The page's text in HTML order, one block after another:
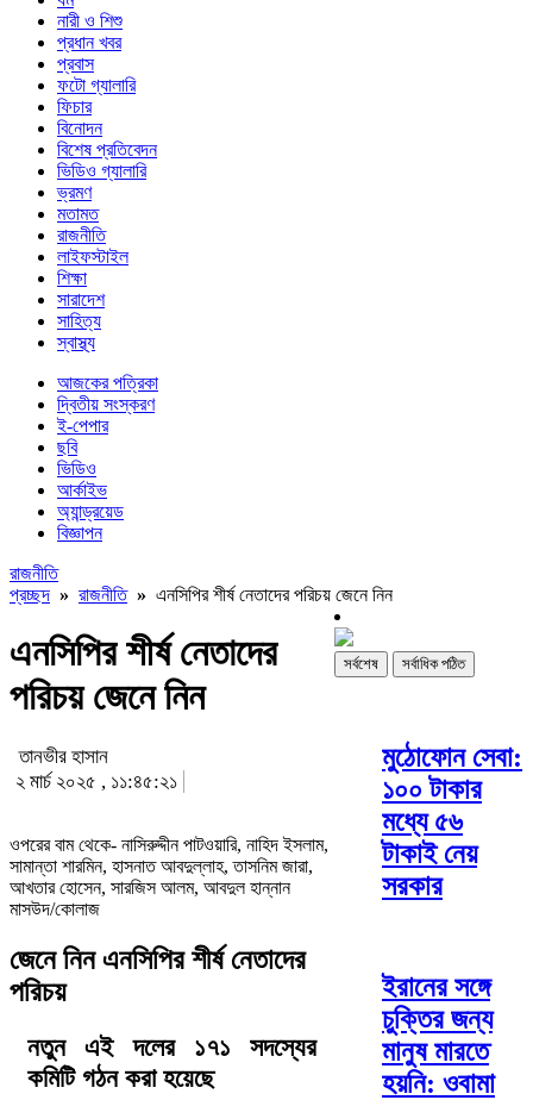
নারী ও শিশু
প্রধান খবর
প্রবাস
ফটো গ্যালারি
ফিচার
বিনোদন
বিশেষ প্রতিবেদন
ভিডিও গ্যালারি
ভ্রমণ
মতামত
রাজনীতি
লাইফস্টাইল
শিক্ষা
সারাদেশ
সাহিত্য
স্বাস্থ্য
আজকের পত্রিকা
দ্বিতীয় সংস্করণ
ই-পেপার
ছবি
ভিডিও
আর্কাইভ
অ্যান্ড্রয়েড
বিজ্ঞাপন
রাজনীতি
প্রচ্ছদ » রাজনীতি» এনসিপির শীর্ষ নেতাদের পরিচয় জেনে নিন
এনসিপির শীর্ষ নেতাদের
পরিচয় জেনে নিন
তানভীর হাসান
২ মার্চ ২০২৫ , ১১:৪৫:২১
ওপরের বাম থেকে- নাসিরুদ্দীন পাটওয়ারি, নাহিদ ইসলাম,
সামান্তা শারমিন, হাসনাত আবদুল্লাহ, তাসনিম জারা,
আখতার হোসেন, সারজিস আলম, আবদুল হান্নান
মাসউদ/কোলাজ
জেনে নিন এনসিপির শীর্ষ নেতাদের
পরিচয়
নতুন এই দলের ১৭১ সদস্যের
কমিটি গঠন করা হয়েছে
সর্বশেষ সর্বাধিক পঠিত
মুঠোফোন সেবা:
১০০ টাকার
মধ্যে ৫৬
টাকাই নেয়
সরকার
ইরানের সঙ্গে
চুক্তির জন্য
মানুষ মারতে
হয়নি: ওবামা